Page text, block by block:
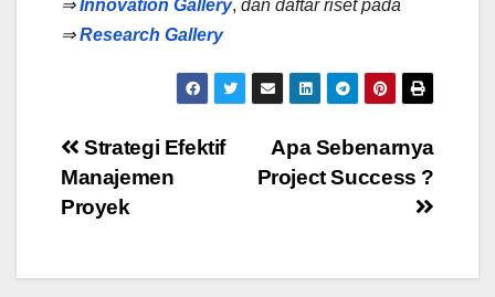
⇒Innovation Gallery, dan daftar riset pada
⇒Research Gallery
Post
navigation
Apa Sebenarnya
Project Success ?
Strategi Efektif
Manajemen
Proyek